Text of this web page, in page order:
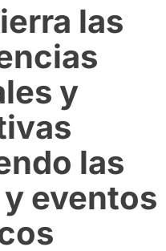
las
y
las
eventos